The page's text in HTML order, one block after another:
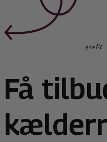
gratis
Få